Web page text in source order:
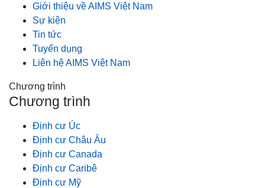
Giới thiệu về AIMS Việt Nam
Sự kiện
Tin tức
Tuyển dụng
Liên hệ AIMS Việt Nam
Chương trình
Chương trình
Định cư Úc
Định cư Châu Âu
Định cư Canada
Định cư Caribê
Định cư Mỹ